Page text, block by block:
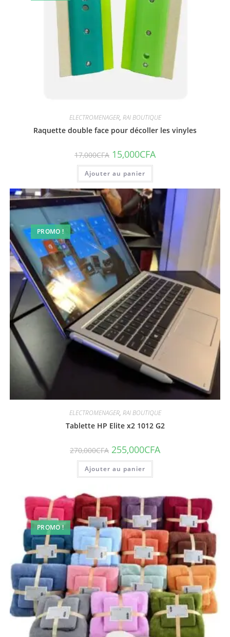
ELECTROMENAGER, RAI BOUTIQUE
Raquette double face pour décoller les vinyles
17,000CFA 15,000CFA
Ajouter au panier
PROMO !
ELECTROMENAGER, RAI BOUTIQUE
Tablette HP Elite x2 1012 G2
270,000CFA 255,000CFA
Ajouter au panier
PROMO !